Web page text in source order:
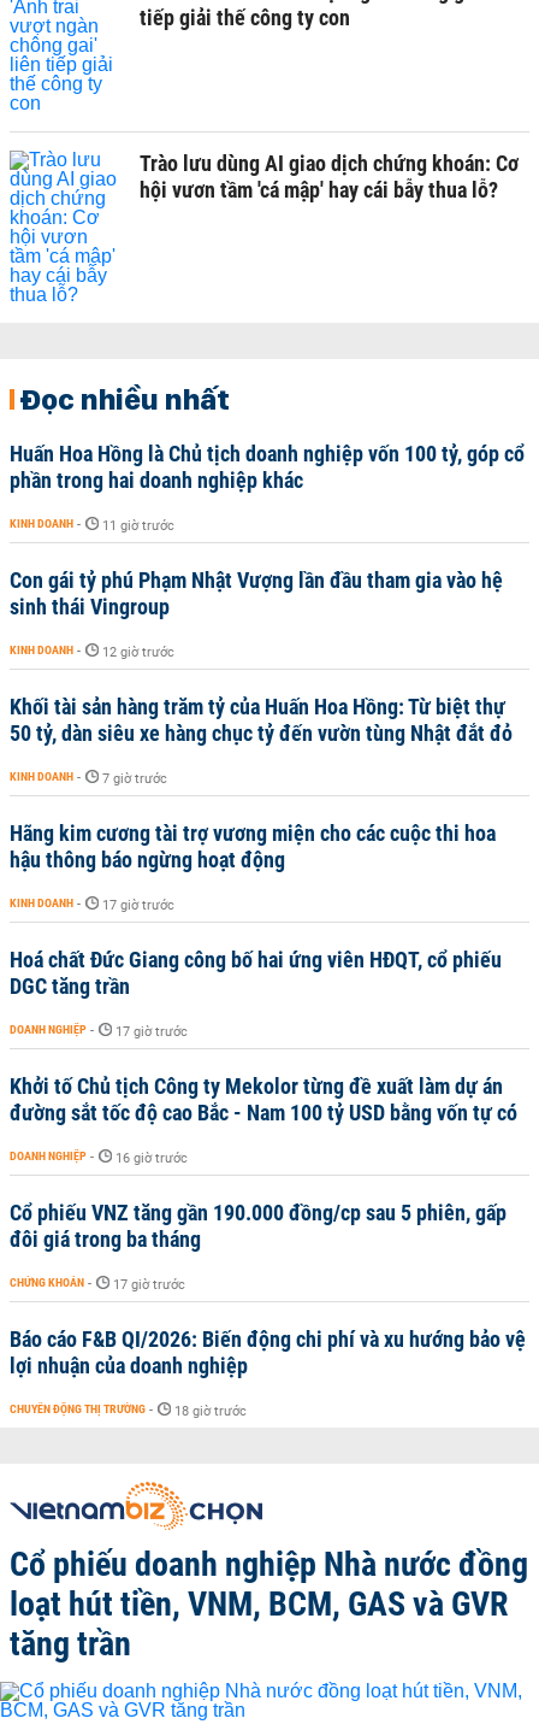
tiếp giải thế công ty con
Trào lưu dùng AI giao dịch chứng khoán: Cơ
hội vươn tầm 'cá mập' hay cái bẫy thua lỗ?
Đọc nhiều nhất
Huấn Hoa Hồng là Chủ tịch doanh nghiệp vốn 100 tỷ, góp cổ
phần trong hai doanh nghiệp khác
KINH DOANH - 11 giờ trước
Con gái tỷ phú Phạm Nhật Vượng lần đầu tham gia vào hệ
sinh thái Vingroup
KINH DOANH - 12 giờ trước
Khối tài sản hàng trăm tỷ của Huấn Hoa Hồng: Từ biệt thự
50 tỷ, dàn siêu xe hàng chục tỷ đến vườn tùng Nhật đắt đỏ
KINH DOANH - 7 giờ trước
Hãng kim cương tài trợ vương miện cho các cuộc thi hoa
hậu thông báo ngừng hoạt động
KINH DOANH - 17 giờ trước
Hoá chất Đức Giang công bố hai ứng viên HĐQT, cổ phiếu
DGC tăng trần
DOANH NGHIỆP - 17 giờ trước
Khởi tố Chủ tịch Công ty Mekolor từng đề xuất làm dự án
đường sắt tốc độ cao Bắc - Nam 100 tỷ USD bằng vốn tự có
DOANH NGHIỆP - 16 giờ trước
Cổ phiếu VNZ tăng gần 190.000 đồng/cp sau 5 phiên, gấp
đôi giá trong ba tháng
CHỨNG KHOÁN - 17 giờ trước
Báo cáo F&B QI/2026: Biến động chi phí và xu hướng bảo vệ
lợi nhuận của doanh nghiệp
CHUYỂN ĐỘNG THỊ TRƯỜNG - 18 giờ trước
Cổ phiếu doanh nghiệp Nhà nước đồng
loạt hút tiền, VNM, BCM, GAS và GVR
tăng trần